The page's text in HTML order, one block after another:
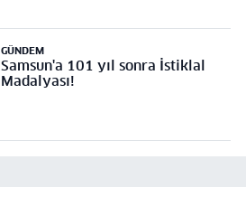
GÜNDEM
Samsun'a 101 yıl sonra İstiklal
Madalyası!